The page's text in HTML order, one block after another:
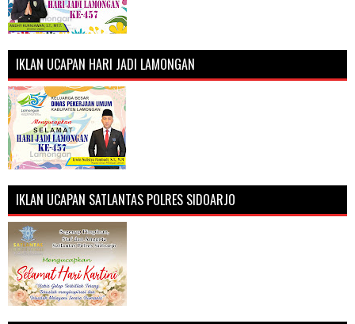
IKLAN UCAPAN HARI JADI LAMONGAN
IKLAN UCAPAN SATLANTAS POLRES SIDOARJO